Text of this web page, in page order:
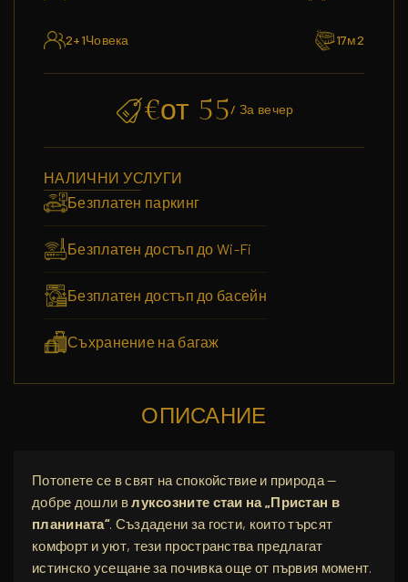
ОПИСАНИЕ
Потопете се в свят на спокойствие и природа —
добре дошли влуксозните стаи на „Пристан в
планината“. Създадени за гости, които търсят
комфорт и уют, тези пространства предлагат
истинско усещане за почивка още от първия момент.
2+1Човека 17м2
€от 55/ За вечер
НАЛИЧНИ УСЛУГИ
Безплатен паркинг
Безплатен достъп до Wi-Fi
Безплатен достъп до басейн
Съхранение на багаж